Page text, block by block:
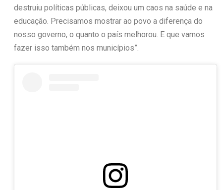
destruiu políticas públicas, deixou um caos na saúde e na
educação. Precisamos mostrar ao povo a diferença do
nosso governo, o quanto o país melhorou. E que vamos
fazer isso também nos municípios”.